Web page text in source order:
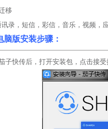
移
，短信，彩信，音乐，视频，
脑版安装步骤：
快传后，打开安装包，点击接受